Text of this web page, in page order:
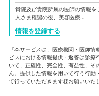
貴院及び貴院所属の医師の情報
人さま確認の後、美容医療…
情報を登録する
『本サービスは、医療機関・医師
ビスにおける情報提供・返答は診
いて、正確性、完全性、有益性、そ
ん。提供した情報を用いて行う行動
て行っていただきます様お願いいた